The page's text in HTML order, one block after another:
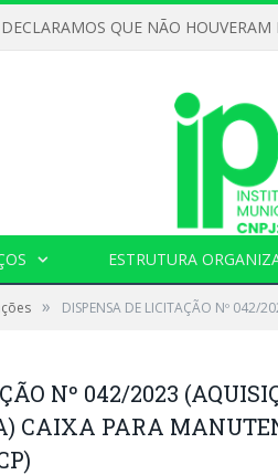
ESTRUTURA
» DISPENSA DE LICITAÇÃO Nº 042/
Nº 042/2023
CAIXA PARA